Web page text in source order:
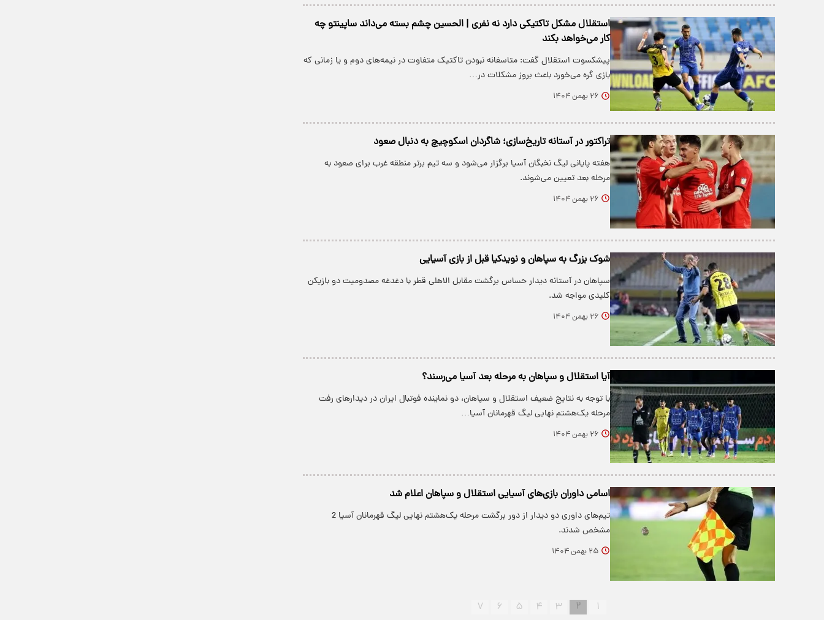
استقلال مشکل تاکتیکی دارد نه نفری | الحسین چشم بسته می‌داند ساپینتو چه
کار می‌خواهد بکند
پیشکسوت استقلال گفت: متاسفانه نبودن تاکتیک متفاوت در نیمه‌های دوم و یا زمانی که
بازی گره می‌خورد باعث بروز مشکلات در…
۲۶ بهمن ۱۴۰۴
تراکتور در آستانه تاریخ‌سازی؛ شاگردان اسکوچیچ به دنبال صعود
هفته پایانی لیگ نخبگان آسیا برگزار می‌شود و سه تیم برتر منطقه غرب برای صعود به
مرحله بعد تعیین می‌شوند.
۲۶ بهمن ۱۴۰۴
شوک بزرگ به سپاهان و نویدکیا قبل از بازی آسیایی
سپاهان در آستانه دیدار حساس برگشت مقابل الاهلی قطر با دغدغه مصدومیت دو بازیکن
کلیدی مواجه شد.
۲۶ بهمن ۱۴۰۴
آیا استقلال و سپاهان به مرحله بعد آسیا می‌رسند؟
با توجه به نتایج ضعیف استقلال و سپاهان، دو نماینده فوتبال ایران در دیدارهای رفت
مرحله یک‌هشتم نهایی لیگ قهرمانان آسیا…
۲۶ بهمن ۱۴۰۴
اسامی داوران بازی‌های آسیایی استقلال و سپاهان اعلام شد
تیم‌های داوری دو دیدار از دور برگشت مرحله یک‌هشتم نهایی لیگ قهرمانان آسیا 2
مشخص شدند.
۲۵ بهمن ۱۴۰۴
۱ ۲ ۳ ۴ ۵ ۶ ۷